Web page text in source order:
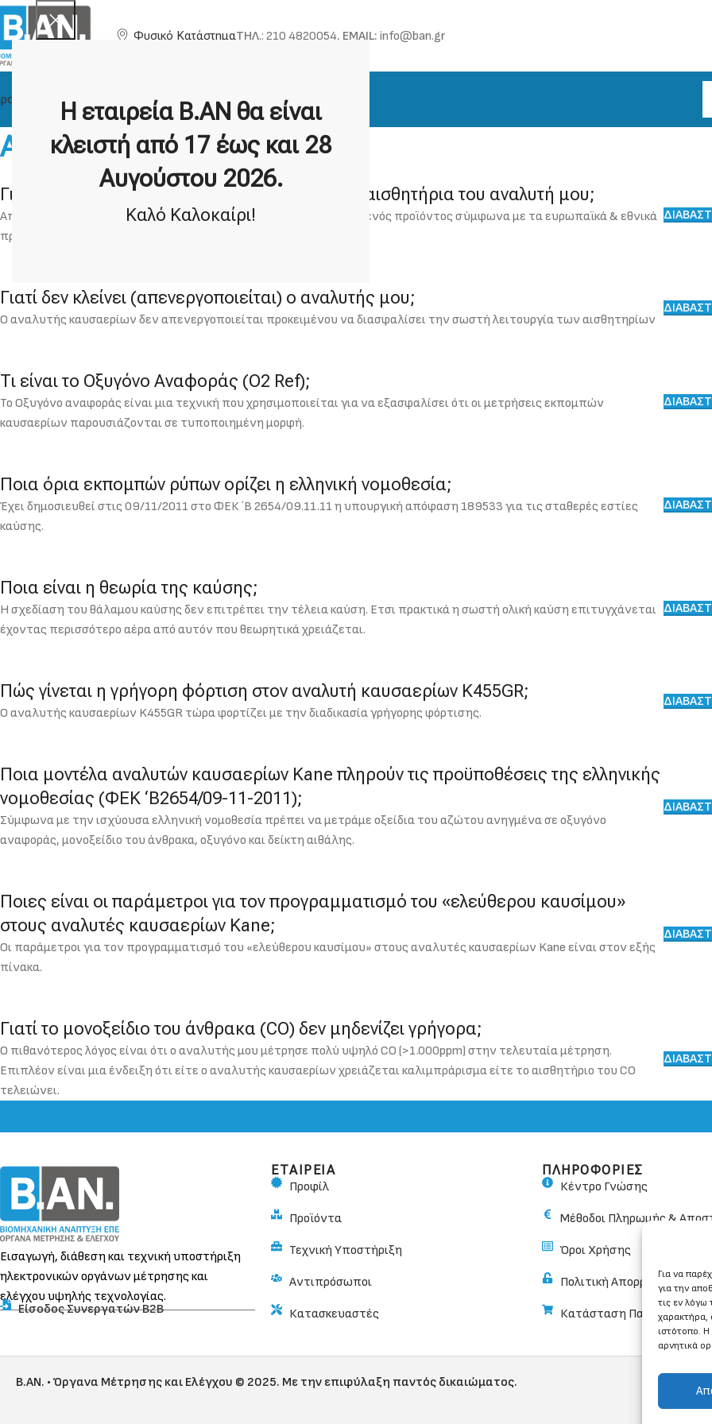
Η εταιρεία Β.ΑΝ θα είναι
κλειστή από 17 έως και 28
Αυγούστου 2026.
Καλό Καλοκαίρι!
Για να
για την
τις εν λόγω
χαρακτήρα,
ιστότοπο.
αρνητικά
Φυσικό ΚατάστημαΤΗΛ.: 210 4820054, EMAIL: info@ban.gr
Η Εταιρία Τεχνική Υποστήριξη Κατασκευαστές
Αναλυτές Καυσαερίων
Γιατί δεν πρέπει να αντικαθιστώ μόνος μου τα αισθητήρια του αναλυτή μου;
Απαιτείται απόδειξη για την ιχνηλασιμότητα της βαθμονόμησης ενός προϊόντος σύμφωνα με τα ευρωπαϊκά & εθνικά
πρότυπα.
Γιατί δεν κλείνει (απενεργοποιείται) ο αναλυτής μου;
Ο αναλυτής καυσαερίων δεν απενεργοποιείται προκειμένου να διασφαλίσει την σωστή λειτουργία των αισθητηρίων
Τι είναι το Οξυγόνο Αναφοράς (O2 Ref);
Το Οξυγόνο αναφοράς είναι μια τεχνική που χρησιμοποιείται για να εξασφαλίσει ότι οι μετρήσεις εκπομπών
καυσαερίων παρουσιάζονται σε τυποποιημένη μορφή.
Ποια όρια εκπομπών ρύπων ορίζει η ελληνική νομοθεσία;
Έχει δημοσιευθεί στις 09/11/2011 στο ΦΕΚ ΄Β 2654/09.11.11 η υπουργική απόφαση 189533 για τις σταθερές εστίες
καύσης.
Ποια είναι η θεωρία της καύσης;
Η σχεδίαση του θάλαμου καύσης δεν επιτρέπει την τέλεια καύση. Ετσι πρακτικά η σωστή ολική καύση επιτυγχάνεται
έχοντας περισσότερο αέρα από αυτόν που θεωρητικά χρειάζεται.
Πώς γίνεται η γρήγορη φόρτιση στον αναλυτή καυσαερίων K455GR;
Ο αναλυτής καυσαερίων K455GR τώρα φορτίζει με την διαδικασία γρήγορης φόρτισης.
Ποια μοντέλα αναλυτών καυσαερίων Kane πληρούν τις προϋποθέσεις της ελληνικής
νομοθεσίας (ΦΕΚ ‘Β2654/09-11-2011);
Σύμφωνα με την ισχύουσα ελληνική νομοθεσία πρέπει να μετράμε οξείδια του αζώτου ανηγμένα σε οξυγόνο
αναφοράς, μονοξείδιο του άνθρακα, οξυγόνο και δείκτη αιθάλης.
Ποιες είναι οι παράμετροι για τον προγραμματισμό του «ελεύθερου καυσίμου»
στους αναλυτές καυσαερίων Kane;
Οι παράμετροι για τον προγραμματισμό του «ελεύθερου καυσίμου» στους αναλυτές καυσαερίων Kane είναι στον εξής
πίνακα.
Γιατί το μονοξείδιο του άνθρακα (CO) δεν μηδενίζει γρήγορα;
Ο πιθανότερος λόγος είναι ότι ο αναλυτής μου μέτρησε πολύ υψηλό CO (>1.000ppm) στην τελευταία μέτρηση.
Επιπλέον είναι μια ένδειξη ότι είτε ο αναλυτής καυσαερίων χρειάζεται καλιμπράρισμα είτε το αισθητήριο του CO
τελειώνει.
Εισαγωγή, διάθεση και τεχνική υποστήριξη
ηλεκτρονικών οργάνων μέτρησης και
ελέγχου υψηλής τεχνολογίας.
Είσοδος Συνεργατών Β2Β
ΕΤΑΙΡΕΙΑ
Προφίλ
Προϊόντα
Τεχνική Υποστήριξη
Αντιπρόσωποι
Κατασκευαστές
ΠΛΗΡΟΦΟΡΙΕΣ
Κέντρο Γνώσης
Μέθοδοι Πληρωμής &
Όροι Χρήσης
Πολιτική Απορρήτου
Κατάσταση Παραγγελίας
B.AN. • Όργανα Μέτρησης και Ελέγχου © 2025. Με την επιφύλαξη παντός δικαιώματος.